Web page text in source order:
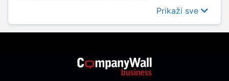
Prikaži sve